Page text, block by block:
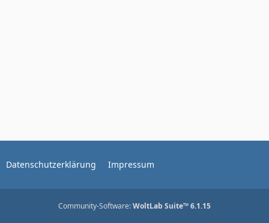
Datenschutzerklärung Impressum
Community-Software:WoltLab Suite™ 6.1.15